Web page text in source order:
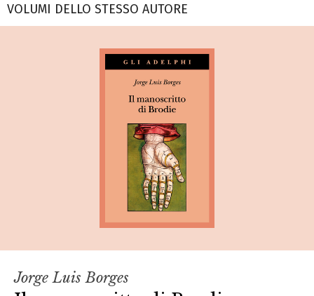
VOLUMI DELLO STESSO AUTORE
Jorge Luis Borges